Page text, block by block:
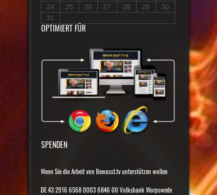
24
25 26 27 28 29
30
31
OPTIMIERT FÜR
SPENDEN
Wenn Sie die Arbeit von Bewusst.tv unterstützen wollen
DE 43 2916 6568 0003 6846 00 Volksbank Worpswede